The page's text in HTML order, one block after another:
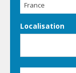
France
Localisation